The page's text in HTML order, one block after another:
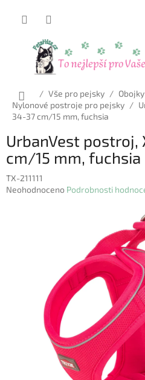
Domů
/ Vše pro pejsky /
Nylonové postroje pro pejsky /
34-37 cm/15 mm, fuchsia
UrbanVest postroj,
cm/15 mm, fuchsia
TX-211111
Průměrné
Neohodnoceno Podrobnosti